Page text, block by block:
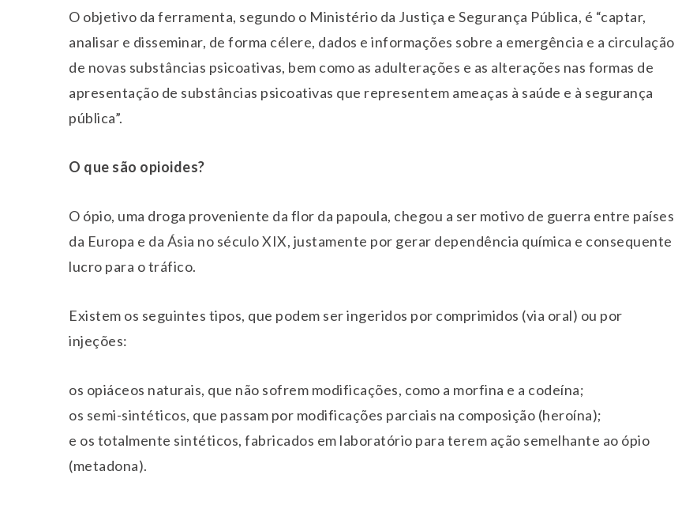
O objetivo da ferramenta, segundo o Ministério da Justiça e Segurança Pública, é “captar,
analisar e disseminar, de forma célere, dados e informações sobre a emergência e a circulação
de novas substâncias psicoativas, bem como as adulterações e as alterações nas formas de
apresentação de substâncias psicoativas que representem ameaças à saúde e à segurança
pública”.
O que são opioides?
O ópio, uma droga proveniente da flor da papoula, chegou a ser motivo de guerra entre países
da Europa e da Ásia no século XIX, justamente por gerar dependência química e consequente
lucro para o tráfico.
Existem os seguintes tipos, que podem ser ingeridos por comprimidos (via oral) ou por
injeções:
os opiáceos naturais, que não sofrem modificações, como a morfina e a codeína;
os semi-sintéticos, que passam por modificações parciais na composição (heroína);
e os totalmente sintéticos, fabricados em laboratório para terem ação semelhante ao ópio
(metadona).